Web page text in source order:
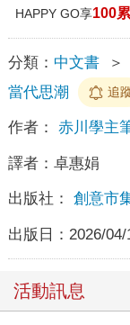
HAPPY GO享100
分類： 中文書 ＞
當代思潮
追
作者： 赤川學主
譯者： 卓惠娟
出版社： 創意市
出版日： 2026/04/
活動訊息